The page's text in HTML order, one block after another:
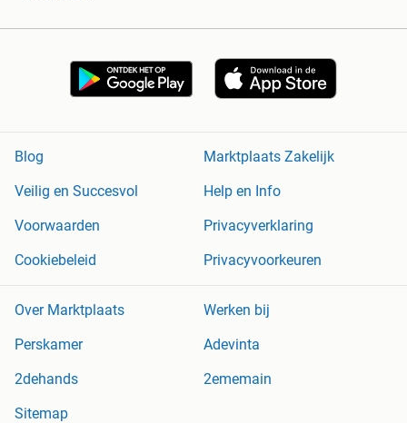
Blog
Marktplaats Zakelijk
Veilig en Succesvol
Help en Info
Voorwaarden
Privacyverklaring
Cookiebeleid
Privacyvoorkeuren
Over Marktplaats
Werken bij
Perskamer
Adevinta
2dehands
2ememain
Sitemap